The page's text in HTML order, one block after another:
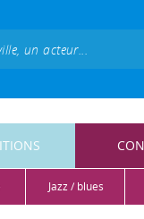
jazz / blues